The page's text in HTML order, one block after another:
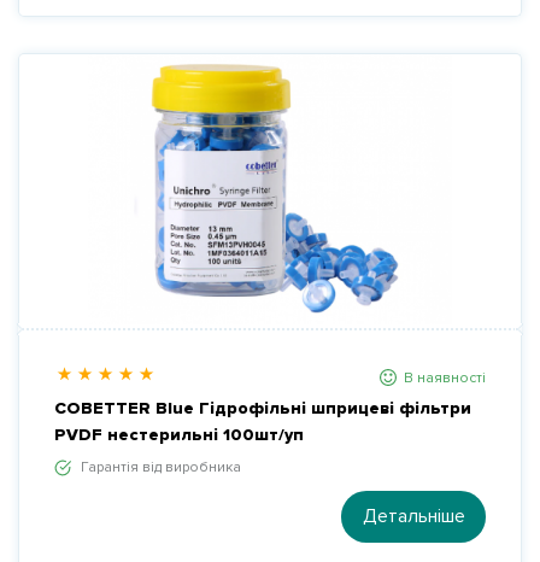
В наявності
COBETTER Blue Гідрофільні шприцеві фільтри
PVDF нестерильні 100шт/уп
Гарантія від виробника
Детальніше